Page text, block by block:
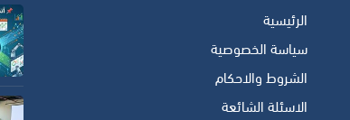
الرئيسية
سياسة الخصوصية
الشروط والاحكام
الاسئلة الشائعة